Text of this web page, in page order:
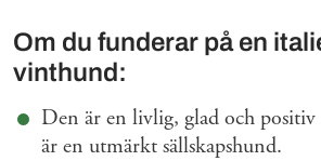
Om du funderar på en
vinthund:
Den är en livlig, glad och
är en utmärkt sällskapshund.